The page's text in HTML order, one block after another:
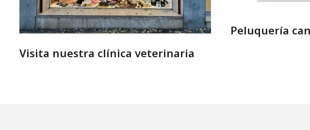
Visita nuestra clínica veterinaria
Peluquería